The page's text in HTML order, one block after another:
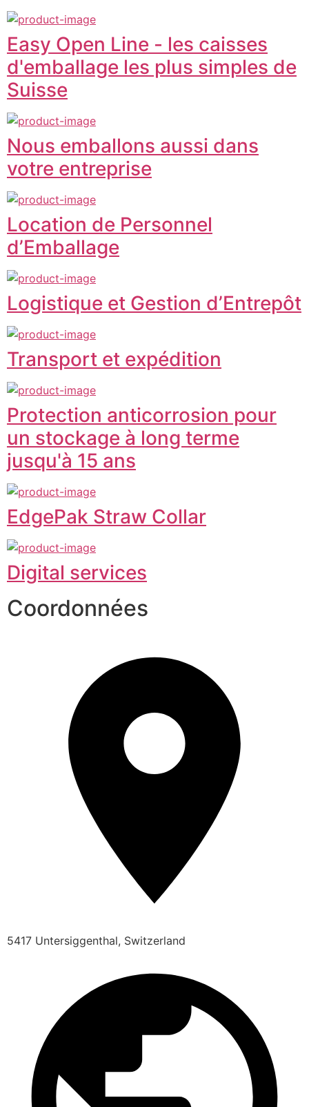
Easy Open Line - les caisses
d'emballage les plus simples de
Suisse
Nous emballons aussi dans
votre entreprise
Location de Personnel
d’Emballage
Logistique et Gestion d’Entrepôt
Transport et expédition
Protection anticorrosion pour
un stockage à long terme
jusqu'à 15 ans
EdgePak Straw Collar
Digital services
Coordonnées
5417 Untersiggenthal, Switzerland